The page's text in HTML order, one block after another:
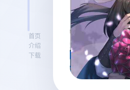
首页
介绍
下载